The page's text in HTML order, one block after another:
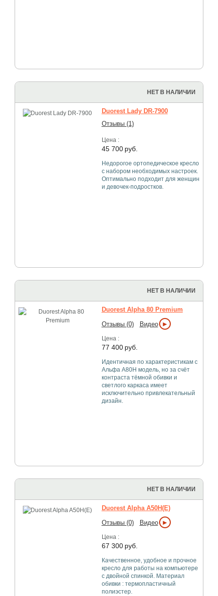
НЕТ В НАЛИЧИИ
Duorest Lady DR-7900
Отзывы (1)
Цена :
45 700 руб.
Недорогое ортопедическое кресло
с набором необходимых настроек.
Оптимально подходит для женщин
и девочек-подростков.
НЕТ В НАЛИЧИИ
Duorest Alpha 80 Premium
Отзывы (0)
Видео ►
Цена :
77 400 руб.
Идентичная по характеристикам с
Альфа A80H модель, но за счёт
контраста тёмной обивки и
светлого каркаса имеет
исключительно привлекательный
дизайн.
НЕТ В НАЛИЧИИ
Duorest Alpha A50H(E)
Отзывы (0)
Видео ►
Цена :
67 300 руб.
Качественное, удобное и прочное
кресло для работы на компьютере
с двойной спинкой. Материал
обивки : термопластичный
полиэстер.